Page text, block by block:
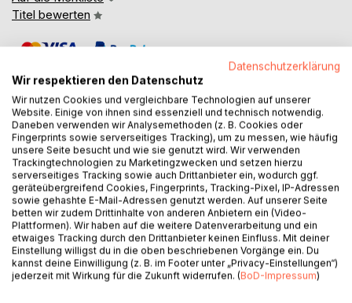
Titel bewerten
BESCHREIBUNG
Viele tausend Jahre sind vergangen. Die spätantike Welt
wird vom Imperium romanum beherrscht. Die Erben
Constantins kämpfen um den Thron. Das Christentum
übernimmt die religiöse Macht. In dieser Zeit des Wandels
treffen Ianthia und Tiro in Ostgallien aufeinander. Wird das
Schicksal den beiden gnädig sein und sie ihre Bestimmung
erkennen lassen? Denn noch immer liegt Tomarus Hälfte
Datenschutzerklärung
Wir respektieren den Datenschutz
Wir nutzen Cookies und vergleichbare Technologien auf unserer
Website. Einige von ihnen sind essenziell und technisch notwendig.
Daneben verwenden wir Analysemethoden (z. B. Cookies oder
Fingerprints sowie serverseitiges Tracking), um zu messen, wie häufig
unsere Seite besucht und wie sie genutzt wird. Wir verwenden
Trackingtechnologien zu Marketingzwecken und setzen hierzu
serverseitiges Tracking sowie auch Drittanbieter ein, wodurch ggf.
geräteübergreifend Cookies, Fingerprints, Tracking-Pixel, IP-Adressen
sowie gehashte E-Mail-Adressen genutzt werden. Auf unserer Seite
betten wir zudem Drittinhalte von anderen Anbietern ein (Video-
Plattformen). Wir haben auf die weitere Datenverarbeitung und ein
etwaiges Tracking durch den Drittanbieter keinen Einfluss. Mit deiner
Einstellung willigst du in die oben beschriebenen Vorgänge ein. Du
kannst deine Einwilligung (z. B. im Footer unter „Privacy-Einstellungen“)
jederzeit mit Wirkung für die Zukunft widerrufen. (BoD-Impressum)